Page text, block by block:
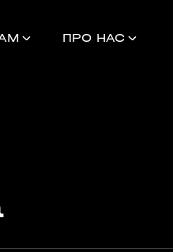
ПРО НАС
події